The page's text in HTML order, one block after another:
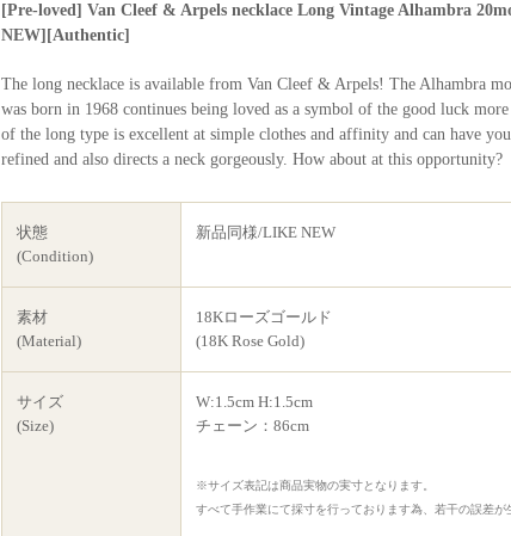
[Pre-loved] Van Cleef & Arpels necklace Long Vintage Alhambra
NEW][Authentic]
The long necklace is available from Van Cleef & Arpels! The Alhambra
was born in 1968 continues being loved as a symbol of the good luck
of the long type is excellent at simple clothes and affinity and can have
refined and also directs a neck gorgeously. How about at this opportunity?
状態
(Condition)
新品同様/LIKE NEW
素材
(Material)
18Kローズゴールド
(18K Rose Gold)
サイズ
(Size)
W:1.5cm H:1.5cm
チェーン：86cm
※サイズ表記は商品実物の実寸となります。
すべて手作業にて採寸を行っております為、若干の誤差